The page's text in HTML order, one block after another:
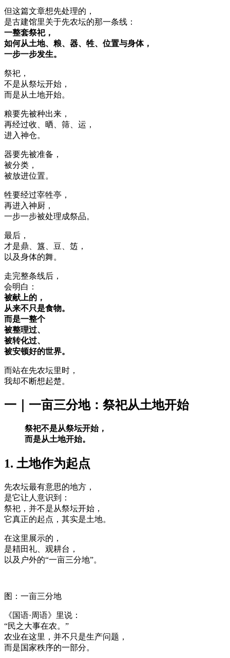
但这篇文章想先处理的，
是古建馆里关于先农坛的那一条线：
一整套祭祀，
如何从土地、粮、器、牲、位置与身体，
一步一步发生。
祭祀，
不是从祭坛开始，
而是从土地开始。
粮要先被种出来，
再经过收、晒、筛、运，
进入神仓。
器要先被准备，
被分类，
被放进位置。
牲要经过宰牲亭，
再进入神厨，
一步一步被处理成祭品。
最后，
才是鼎、簋、豆、笾，
以及身体的舞。
走完整条线后，
会明白：
被献上的，
从来不只是食物。
而是一整个
被整理过、
被转化过、
被安顿好的世界。
而站在先农坛里时，
我却不断想起楚。
一｜一亩三分地：祭祀从土地开始
祭祀不是从祭坛开始，
而是从土地开始。
1. 土地作为起点
先农坛最有意思的地方，
是它让人意识到：
祭祀，并不是从祭坛开始，
它真正的起点，其实是土地。
在这里展示的，
是耤田礼、观耕台，
以及户外的“一亩三分地”。
图：一亩三分地
《国语·周语》里说：
“民之大事在农。”
农业在这里，并不只是生产问题，
而是国家秩序的一部分。